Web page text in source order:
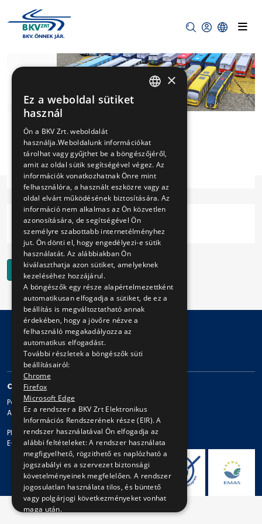
Kosár
0
Az Ön kosara jelenleg üres!
Vissza a termékekhez
CONTACT
Postal address: 1980 Budapest, Pf. 11.
Address: 1980 Budapest, Akácfa u. 15.
Phone: + 36 1 461-65-00
E-mail address: bkv@bkv.hu
×
Ez a weboldal sütiket
használ
Ön a BKV Zrt. weboldalát
használja.Weboldalunk információkat
tárolhat vagy gyűjthet be a böngészőjéről,
amit az oldal sütik segítségével végez. Az
információk vonatkozhatnak Önre mint
felhasználóra, a használt eszközre vagy az
oldal elvárt működésének biztosítására. Az
információ nem alkalmas az Ön közvetlen
azonosítására, de segítségével Ön
személyre szabottabb internetélményhez
jut. Ön dönti el, hogy engedélyezi-e sütik
használatát. Az alábbiakban Ön
kiválaszthatja azon sütiket, amelyeknek
kezeléséhez hozzájárul.
A böngészők egy része alapértelmezettként
automatikusan elfogadja a sütiket, de ez a
beállítás is megváltoztatható annak
érdekében, hogy a jövőre nézve a
felhasználó megakadályozza az
automatikus elfogadást.
További részletek a böngészők süti
beállításairól:
Chrome
Firefox
Microsoft Edge
Ez a rendszer a BKV Zrt Elektronikus
Információs Rendszerének része (EIR). A
rendszer használatával Ön elfogadja az
alábbi feltételeket: A rendszer használata
megfigyelhető, rögzithető es naplózható a
jogszabályi es a szervezet biztonsági
követelményeinek megfelelően. A rendszer
jogosulatlan használata tilos, és büntető
vagy polgárjogi következményeket vonhat
maga után.